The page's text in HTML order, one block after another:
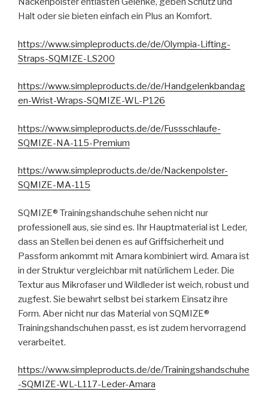
Halt oder sie bieten einfach ein Plus an Komfort.
https://www.simpleproducts.de/de/Olympia-Lifting-
Straps-SQMIZE-LS200
https://www.simpleproducts.de/de/Handgelenkbandag
en-Wrist-Wraps-SQMIZE-WL-P126
https://www.simpleproducts.de/de/Fussschlaufe-
SQMIZE-NA-115-Premium
https://www.simpleproducts.de/de/Nackenpolster-
SQMIZE-MA-115
SQMIZE® Trainingshandschuhe sehen nicht nur
professionell aus, sie sind es. Ihr Hauptmaterial ist Leder,
dass an Stellen bei denen es auf Griffsicherheit und
Passform ankommt mit Amara kombiniert wird. Amara ist
in der Struktur vergleichbar mit natürlichem Leder. Die
Textur aus Mikrofaser und Wildleder ist weich, robust und
zugfest. Sie bewahrt selbst bei starkem Einsatz ihre
Form. Aber nicht nur das Material von SQMIZE®
Trainingshandschuhen passt, es ist zudem hervorragend
verarbeitet.
https://www.simpleproducts.de/de/Trainingshandschuhe
-SQMIZE-WL-L117-Leder-Amara